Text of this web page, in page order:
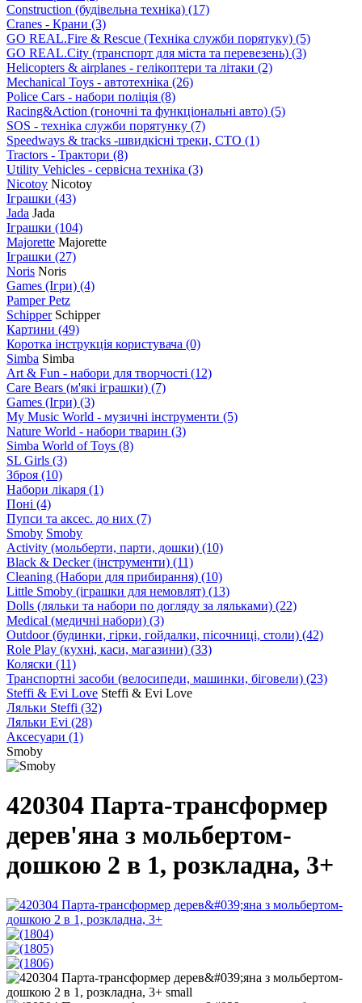
Construction (будівельна техніка) (17)
Cranes - Крани (3)
GO REAL.Fire & Rescue (Техніка служби порятуку) (5)
GO REAL.City (транспорт для міста та перевезень) (3)
Helicopters & airplanes - гелікоптери та літаки (2)
Mechanical Toys - автотехніка (26)
Police Cars - набори поліція (8)
Racing&Action (гоночні та функціональні авто) (5)
SOS - техніка служби порятунку (7)
Speedways & tracks -швидкісні треки, СТО (1)
Tractors - Трактори (8)
Utility Vehicles - сервісна техніка (3)
Nicotoy Nicotoy
Іграшки (43)
Jada Jada
Іграшки (104)
Majorette Majorette
Іграшки (27)
Noris Noris
Games (Ігри) (4)
Pamper Petz
Schipper Schipper
Картини (49)
Коротка інструкція користувача (0)
Simba Simba
Art & Fun - набори для творчості (12)
Care Bears (м'які іграшки) (7)
Games (Ігри) (3)
My Music World - музичні інструменти (5)
Nature World - набори тварин (3)
Simba World of Toys (8)
SL Girls (3)
Зброя (10)
Набори лікаря (1)
Поні (4)
Пупси та аксес. до них (7)
Smoby Smoby
Аctivity (мольберти, парти, дошки) (10)
Black & Decker (інструменти) (11)
Cleaning (Набори для прибирання) (10)
Little Smoby (іграшки для немовлят) (13)
Dolls (ляльки та набори по догляду за ляльками) (22)
Medical (медичні набори) (3)
Outdoor (будинки, гірки, гойдалки, пісочниці, столи) (42)
Role Play (кухні, каси, магазини) (33)
Коляски (11)
Транспортні засоби (велосипеди, машинки, біговели) (23)
Steffi & Evi Love Steffi & Evi Love
Ляльки Steffi (32)
Ляльки Evi (28)
Аксесуари (1)
Smoby
420304 Парта-трансформер
дерев'яна з мольбертом-
дошкою 2 в 1, розкладна, 3+